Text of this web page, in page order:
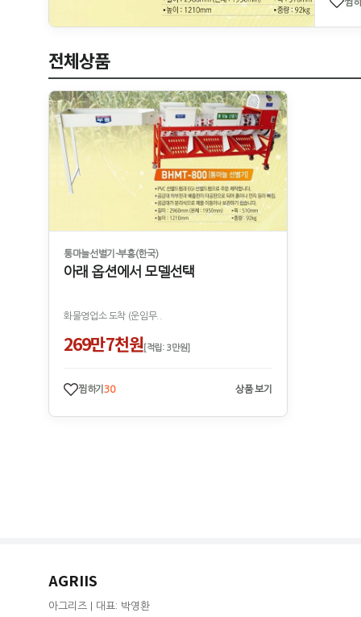
찜
전체상품
통마늘선별기-부흥(한국)
아래 옵션에서 모델선택
화물영업소 도착 (운임무..
269만7천원 [적립: 3만원]
찜하기 30 상품 보기
AGRIIS
아그리즈 | 대표: 박영환